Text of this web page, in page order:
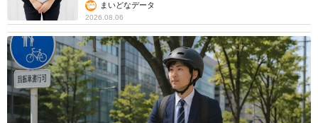
まいどなデータ
2026.08.06